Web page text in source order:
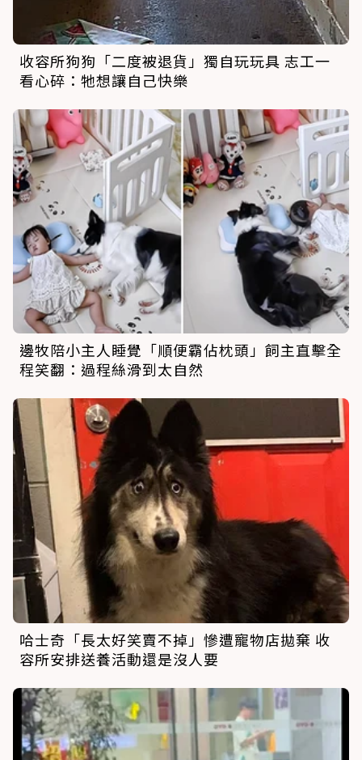
收容所狗狗「二度被退貨」獨自玩玩具 志工一
看心碎：牠想讓自己快樂
邊牧陪小主人睡覺「順便霸佔枕頭」飼主直擊全
程笑翻：過程絲滑到太自然
哈士奇「長太好笑賣不掉」慘遭寵物店拋棄 收
容所安排送養活動還是沒人要